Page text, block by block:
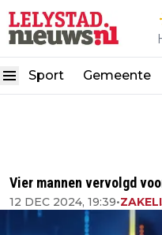
Sport Gemeente
Vier mannen vervolgd
12 DEC 2024, 19:39•